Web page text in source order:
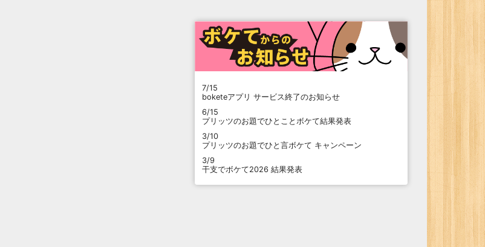
7/15
boketeアプリ サービス終了のお知らせ
6/15
プリッツのお題でひとことボケて結果発表
3/10
プリッツのお題でひと言ボケて キャンペーン
3/9
干支でボケて2026 結果発表